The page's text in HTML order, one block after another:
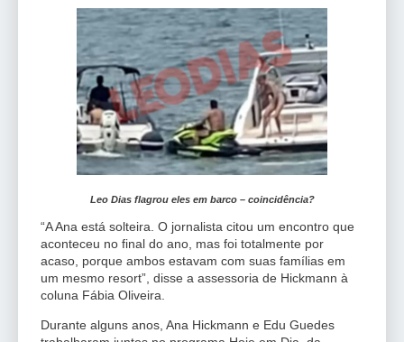
Leo Dias flagrou eles em barco – coincidência?
“A Ana está solteira. O jornalista citou um encontro que
aconteceu no final do ano, mas foi totalmente por
acaso, porque ambos estavam com suas famílias em
um mesmo resort”, disse a assessoria de Hickmann à
coluna Fábia Oliveira.
Durante alguns anos, Ana Hickmann e Edu Guedes